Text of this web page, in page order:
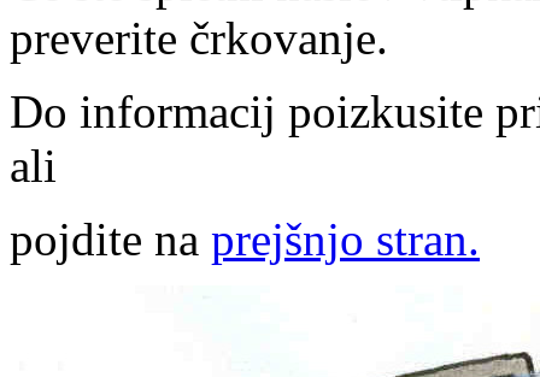
preverite črkovanje.
Do informacij poizkusite
ali
pojdite na prejšnjo stran.